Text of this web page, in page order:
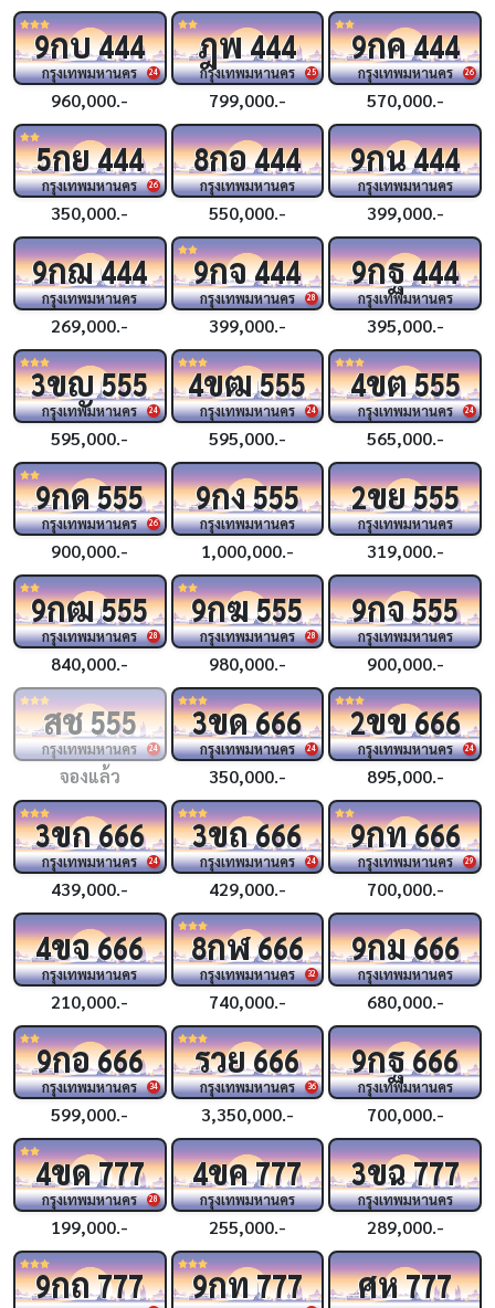
24
9กบ444
กรุงเทพมหานคร
960,000.-
25
ฎพ444
กรุงเทพมหานคร
799,000.-
26
9กค444
กรุงเทพมหานคร
570,000.-
26
5กย444
กรุงเทพมหานคร
350,000.-
8กอ444
กรุงเทพมหานคร
550,000.-
9กน444
กรุงเทพมหานคร
399,000.-
9กฌ444
กรุงเทพมหานคร
269,000.-
28
9กจ444
กรุงเทพมหานคร
399,000.-
9กฐ444
กรุงเทพมหานคร
395,000.-
24
3ขญ555
กรุงเทพมหานคร
595,000.-
24
4ขฒ555
กรุงเทพมหานคร
595,000.-
24
4ขต555
กรุงเทพมหานคร
565,000.-
26
9กด555
กรุงเทพมหานคร
900,000.-
9กง555
กรุงเทพมหานคร
1,000,000.-
2ขย555
กรุงเทพมหานคร
319,000.-
28
9กฒ555
กรุงเทพมหานคร
840,000.-
28
9กฆ555
กรุงเทพมหานคร
980,000.-
9กจ555
กรุงเทพมหานคร
900,000.-
24
สช555
กรุงเทพมหานคร
จองแล้ว
24
3ขด666
กรุงเทพมหานคร
350,000.-
24
2ขข666
กรุงเทพมหานคร
895,000.-
24
3ขก666
กรุงเทพมหานคร
439,000.-
24
3ขถ666
กรุงเทพมหานคร
429,000.-
29
9กท666
กรุงเทพมหานคร
700,000.-
4ขจ666
กรุงเทพมหานคร
210,000.-
32
8กฬ666
กรุงเทพมหานคร
740,000.-
9กม666
กรุงเทพมหานคร
680,000.-
34
9กอ666
กรุงเทพมหานคร
599,000.-
36
รวย666
กรุงเทพมหานคร
3,350,000.-
9กฐ666
กรุงเทพมหานคร
700,000.-
28
4ขด777
กรุงเทพมหานคร
199,000.-
4ขค777
กรุงเทพมหานคร
255,000.-
3ขฉ777
กรุงเทพมหานคร
289,000.-
9กถ777 9กท777 ศห777